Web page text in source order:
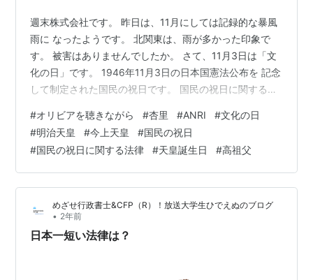
週末株式会社です。 昨日は、11月にしては記録的な暴風
雨に なったようです。 北関東は、雨が多かった印象で
す。 被害はありませんでしたか。 さて、11月3日は「文
化の日」です。 1946年11月3日の日本国憲法公布を 記念
して制定された国民の祝日です。 国民の祝日に関する法
178号） 「自由と平和を愛し、文化をすすめる」ことを
趣旨としています。 1946年（昭和21年）に日本国憲法が
公布された日であり、日本国憲法が 平和と文化を重視し
ていることから、 1948年（昭和23年）に公布・施行さ
れた 祝日法で「文化の日」と定められました。…
#オリビアを聴きながら #杏里 #ANRI #文化の日
#明治天皇 #今上天皇 #国民の祝日
#国民の祝日に関する法律 #天皇誕生日 #高祖父
めざせ行政書士&CFP（R）！放送大学生ひでえぬのブログ
• 2年前
日本一短い法律は？